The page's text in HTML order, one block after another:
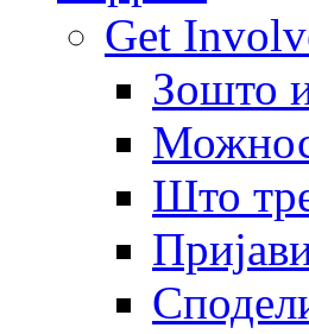
Get
Зошто
Што